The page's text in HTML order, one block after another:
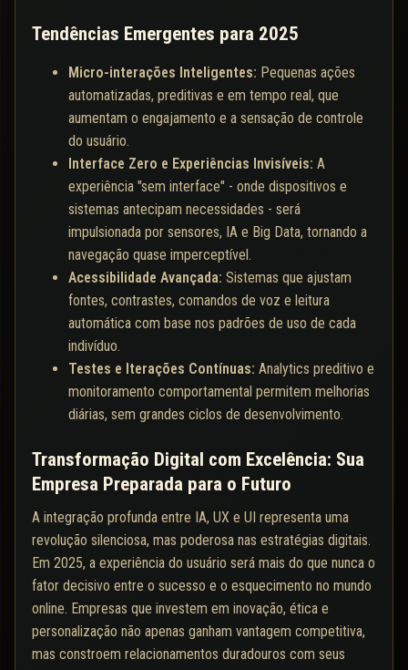
Tendências Emergentes para 2025
Micro-interações Inteligentes: Pequenas ações
automatizadas, preditivas e em tempo real, que
aumentam o engajamento e a sensação de controle
do usuário.
Interface Zero e Experiências Invisíveis: A
experiência "sem interface" - onde dispositivos e
sistemas antecipam necessidades - será
impulsionada por sensores, IA e Big Data, tornando a
navegação quase imperceptível.
Acessibilidade Avançada: Sistemas que ajustam
fontes, contrastes, comandos de voz e leitura
automática com base nos padrões de uso de cada
indivíduo.
Testes e Iterações Contínuas: Analytics preditivo e
monitoramento comportamental permitem melhorias
diárias, sem grandes ciclos de desenvolvimento.
Transformação Digital com Excelência: Sua
Empresa Preparada para o Futuro
A integração profunda entre IA, UX e UI representa uma
revolução silenciosa, mas poderosa nas estratégias digitais.
Em 2025, a experiência do usuário será mais do que nunca o
fator decisivo entre o sucesso e o esquecimento no mundo
online. Empresas que investem em inovação, ética e
personalização não apenas ganham vantagem competitiva,
mas constroem relacionamentos duradouros com seus